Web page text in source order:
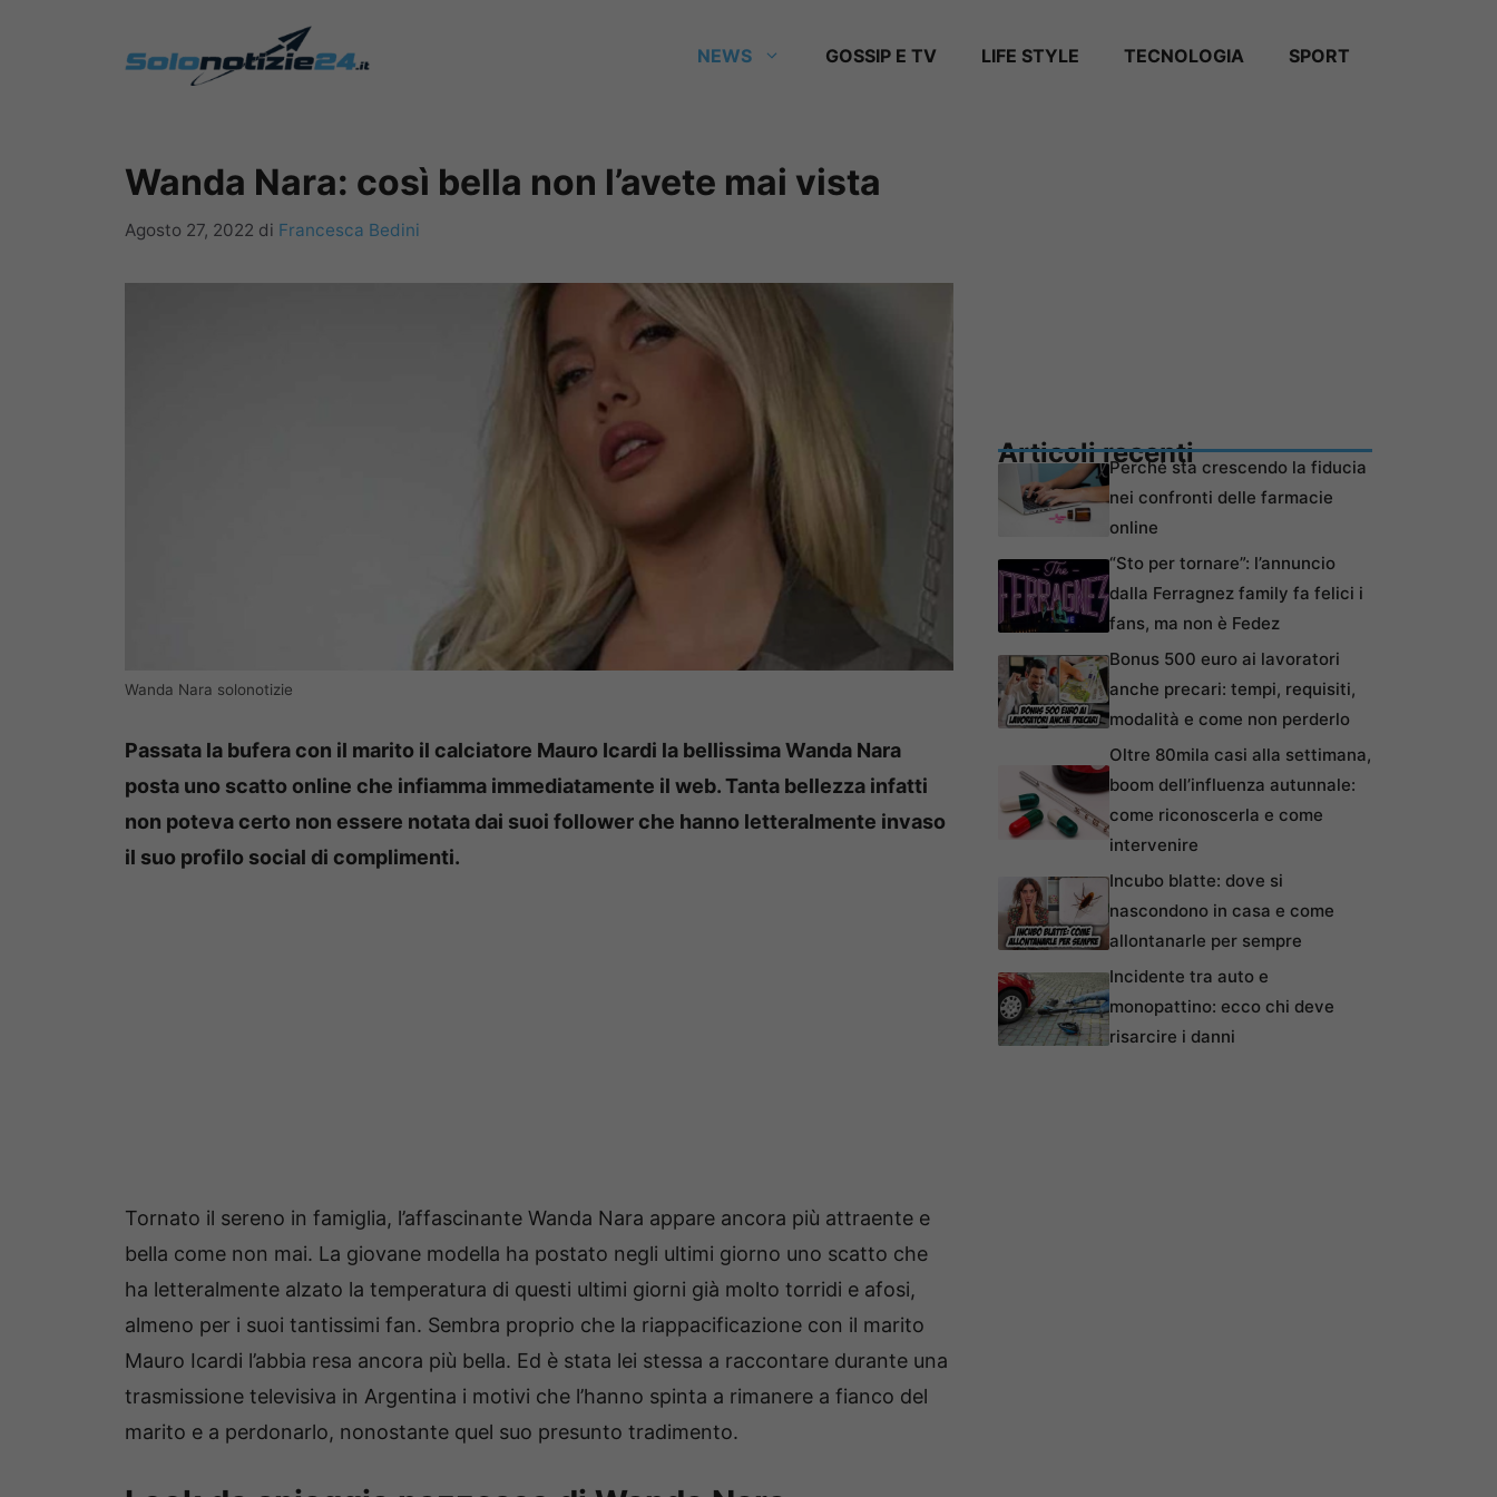
NEWS GOSSIP E TV LIFE STYLE TECNOLOGIA SPORT
Wanda Nara: così bella non l’avete mai vista
Agosto 27, 2022 di Francesca Bedini
Wanda Nara solonotizie
Passata la bufera con il marito il calciatore Mauro Icardi la bellissima Wanda Nara
posta uno scatto online che infiamma immediatamente il web. Tanta bellezza infatti
non poteva certo non essere notata dai suoi follower che hanno letteralmente invaso
il suo profilo social di complimenti.
Tornato il sereno in famiglia, l’affascinante Wanda Nara appare ancora più attraente e
bella come non mai. La giovane modella ha postato negli ultimi giorno uno scatto che
ha letteralmente alzato la temperatura di questi ultimi giorni già molto torridi e afosi,
almeno per i suoi tantissimi fan. Sembra proprio che la riappacificazione con il marito
Mauro Icardi l’abbia resa ancora più bella. Ed è stata lei stessa a raccontare durante una
trasmissione televisiva in Argentina i motivi che l’hanno spinta a rimanere a fianco del
marito e a perdonarlo, nonostante quel suo presunto tradimento.
Articoli recentiPerché sta crescendo la fiducia
nei confronti delle farmacie
online
“Sto per tornare”: l’annuncio
dalla Ferragnez family fa felici i
fans, ma non è Fedez
Bonus 500 euro ai lavoratori
anche precari: tempi, requisiti,
modalità e come non perderlo
Oltre 80mila casi alla settimana,
boom dell’influenza autunnale:
come riconoscerla e come
intervenire
Incubo blatte: dove si
nascondono in casa e come
allontanarle per sempre
Incidente tra auto e
monopattino: ecco chi deve
risarcire i danni